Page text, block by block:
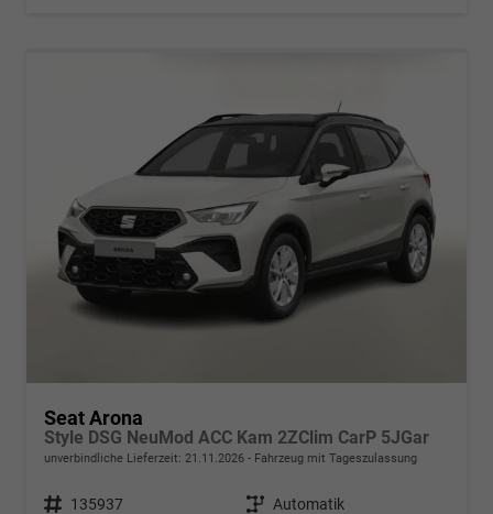
Seat Arona
Style DSG NeuMod ACC Kam 2ZClim CarP 5JGar
unverbindliche Lieferzeit: 21.11.2026 Fahrzeug mit Tageszulassung
Fahrzeugnr. 135937 Getriebe Automatik